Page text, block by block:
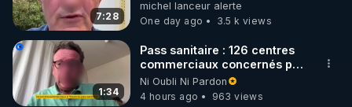
https://www.instagram.com/rdlr_thierrycasasnovas/
http://rgnr.li/instagram
🌱 LA NEWSLETTER
7:28
michel lanceur alerte
One day ago
3.5 k views
1:34
Pass sanitaire : 126 centres
commerciaux concernés par
l'obligation dans toute la
France
Ni Oubli Ni Pardon
4 hours ago
963 views